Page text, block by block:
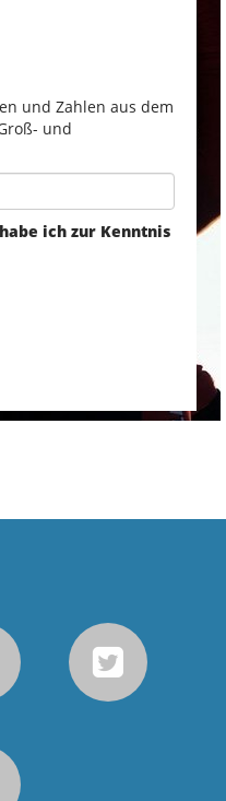
und Zahlen aus dem
und
ich zur Kenntnis